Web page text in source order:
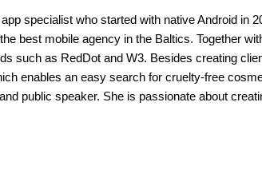
specialist who started with native Android in
best mobile agency in the Baltics. Together
such as RedDot and W3. Besides creating
enables an easy search for cruelty-free
public speaker. She is passionate about